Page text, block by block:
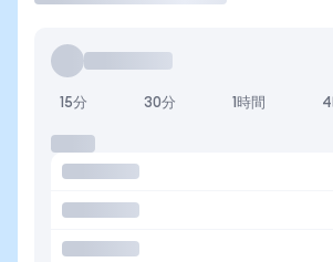
15分 30分 1時間 4